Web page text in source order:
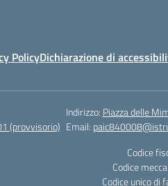
PolicyDichiarazione di
Indirizzo: Piazza delle
(provvisorio) Email:
Codice
Codice
Codice unico di